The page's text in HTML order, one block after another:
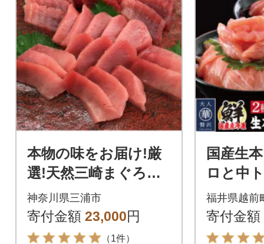
本物の味をお届け!厳
選!天然三崎まぐろ
【希少部位】背トロ&
中トロ・赤身セット
神奈川県三浦市
寄付金額 23,000円
（1件）
国産生
ロと中
合計
福井県越前
寄付金額